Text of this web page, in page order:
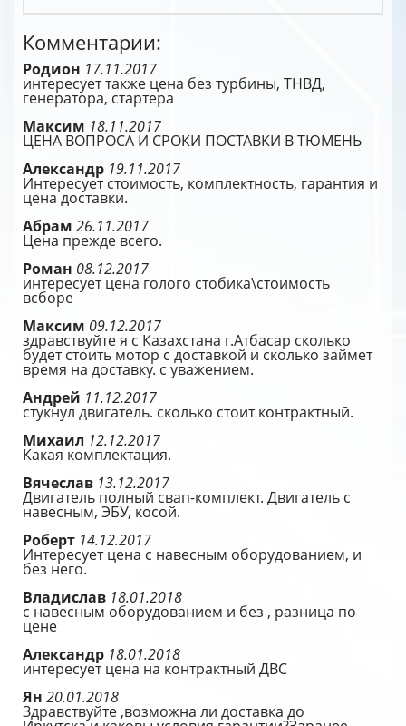
Комментарии:
Родион 17.11.2017
интересует также цена без турбины, ТНВД,
генератора, стартера
Максим 18.11.2017
ЦЕНА ВОПРОСА И СРОКИ ПОСТАВКИ В ТЮМЕНЬ
Александр 19.11.2017
Интересует стоимость, комплектность, гарантия и
цена доставки.
Абрам 26.11.2017
Цена прежде всего.
Роман 08.12.2017
интересует цена голого стобика\стоимость
всборе
Максим 09.12.2017
здравствуйте я с Казахстана г.Атбасар сколько
будет стоить мотор с доставкой и сколько займет
время на доставку. с уважением.
Андрей 11.12.2017
стукнул двигатель. сколько стоит контрактный.
Михаил 12.12.2017
Какая комплектация.
Вячеслав 13.12.2017
Двигатель полный свап-комплект. Двигатель с
навесным, ЭБУ, косой.
Роберт 14.12.2017
Интересует цена с навесным оборудованием, и
без него.
Владислав 18.01.2018
с навесным оборудованием и без , разница по
цене
Александр 18.01.2018
интересует цена на контрактный ДВС
Ян 20.01.2018
Здравствуйте ,возможна ли доставка до